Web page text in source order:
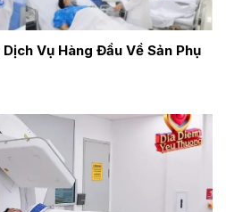
Vụ Hàng Đầu Về Sản Phụ